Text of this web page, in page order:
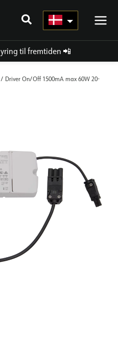
til fremtiden 📲
/ Driver On/Off 1500mA max 60W 20-